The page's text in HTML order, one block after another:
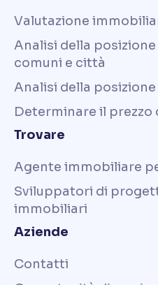
Valutazione
Analisi della
comuni e città
Analisi della
Determinare il prezzo
Trovare
Agente immobiliare
Sviluppatori di
immobiliari
Aziende
Contatti